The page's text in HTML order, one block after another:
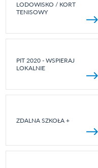
LODOWISKO / KORT
TENISOWY
PIT 2020 - WSPIERAJ
LOKALNIE
ZDALNA SZKOŁA +